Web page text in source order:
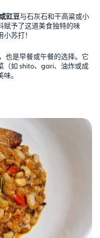
豇豆与石灰石和干高粱或小
赋予了这道美食独特的味
苏打！
也是早餐或午餐的选择。它
（如 shito、gari、油炸或成
。